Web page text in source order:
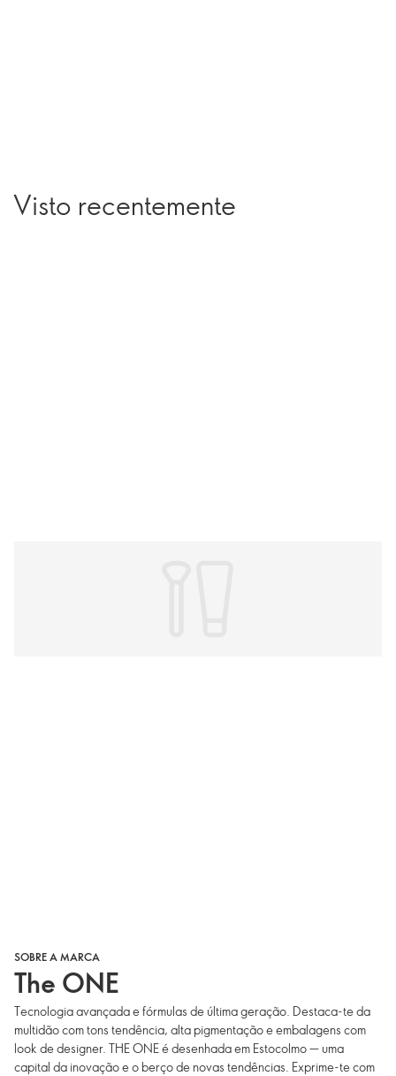
Visto recentemente
SOBRE A MARCA
The ONE
Tecnologia avançada e fórmulas de última geração. Destaca-te da
multidão com tons tendência, alta pigmentação e embalagens com
look de designer. THE ONE é desenhada em Estocolmo — uma
capital da inovação e o berço de novas tendências. Exprime-te com